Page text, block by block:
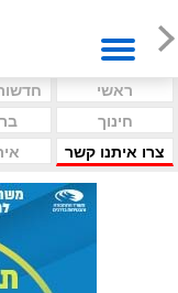
ראשי
חינוך
צרו איתנו קשר